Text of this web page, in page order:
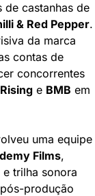
de castanhas de
& Red Pepper.
da marca
desde que a St Luke’s passou a atender as contas de
concorrentes
e BMB em
uma equipe
Films,
e trilha sonora
produção